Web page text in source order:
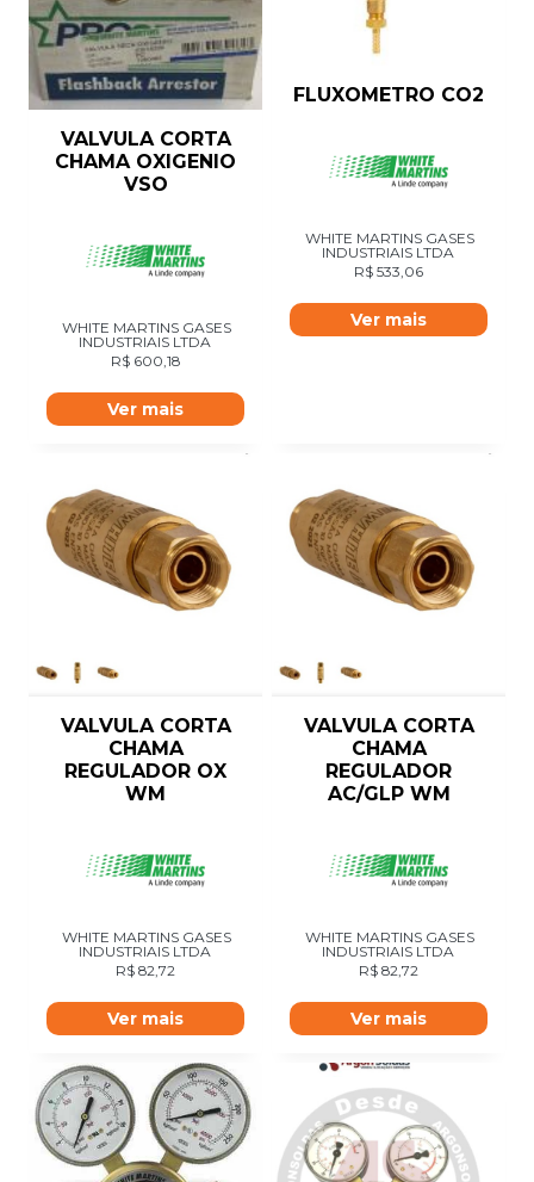
VALVULA CORTA
CHAMA OXIGENIO
VSO
WHITE MARTINS GASES
INDUSTRIAIS LTDA
R$ 600,18
Ver mais
FLUXOMETRO CO2
WHITE MARTINS GASES
INDUSTRIAIS LTDA
R$ 533,06
Ver mais
VALVULA CORTA
CHAMA
REGULADOR OX
WM
WHITE MARTINS GASES
INDUSTRIAIS LTDA
R$ 82,72
Ver mais
VALVULA CORTA
CHAMA
REGULADOR
AC/GLP WM
WHITE MARTINS GASES
INDUSTRIAIS LTDA
R$ 82,72
Ver mais